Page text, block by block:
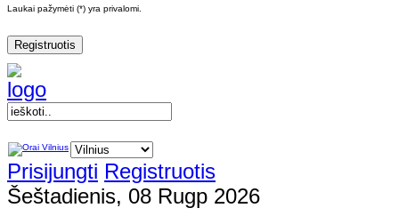
Laukai pažymėti (*) yra privalomi.
Registruotis
Prisijungti Registruotis
Šeštadienis, 08 Rugp 2026